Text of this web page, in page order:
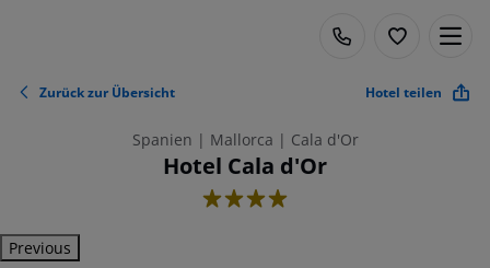
Zurück zur Übersicht Hotel teilen
Spanien | Mallorca | Cala d'Or
Hotel Cala d'Or
4
Previous